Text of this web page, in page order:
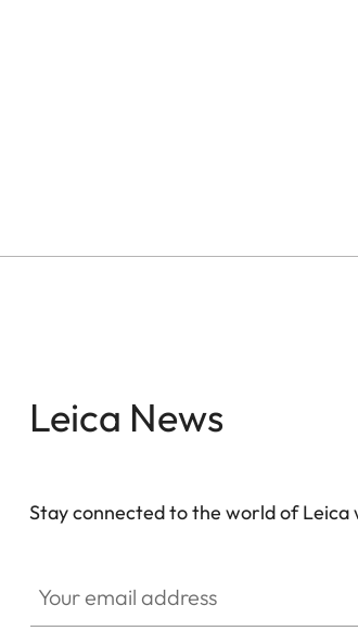
Leica News
Stay connected to the world of Leica